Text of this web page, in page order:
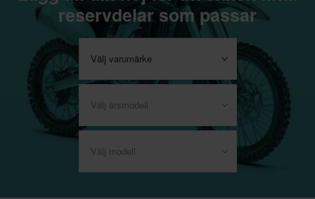
reservdelar som passar
Välj varumärke
Välj årsmodell
Välj modell